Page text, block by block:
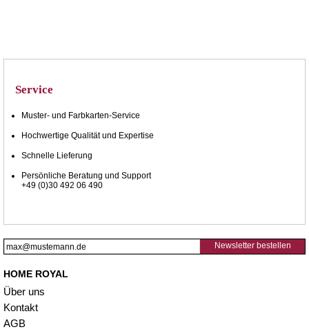
Service
Muster- und Farbkarten-Service
Hochwertige Qualität und Expertise
Schnelle Lieferung
Persönliche Beratung und Support
+49 (0)30 492 06 490
Newsletter bestellen
HOME ROYAL
Über uns
Kontakt
AGB